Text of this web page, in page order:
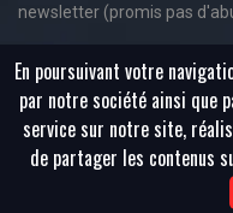
newsletter (promis pas
En poursuivant votre
par notre société ainsi que
service sur notre site,
de partager les contenus